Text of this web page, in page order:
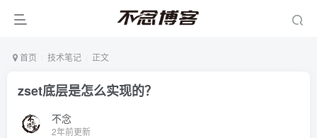
首页 技术笔记 正文
zset底层是怎么实现的？
不念
2年前更新